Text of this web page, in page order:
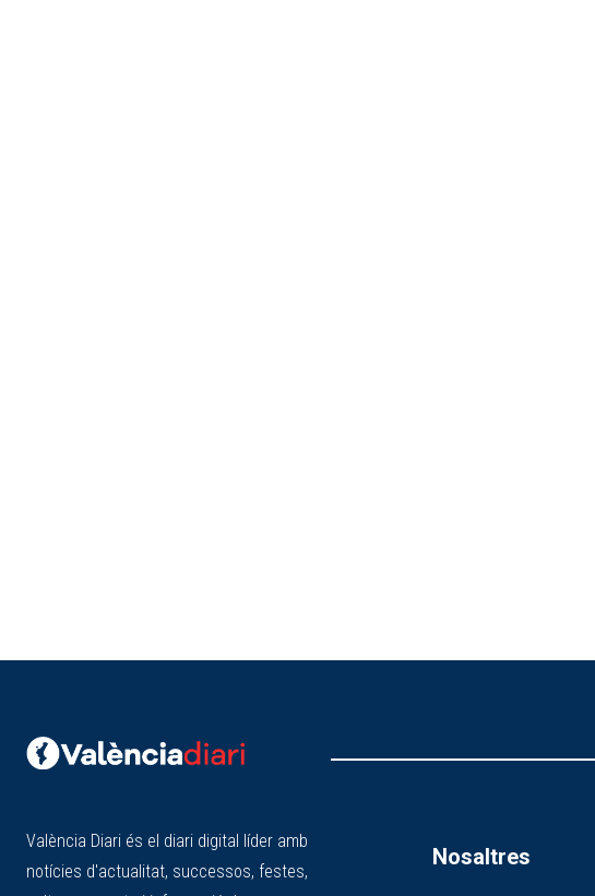
València Diari és el diari digital líder amb
notícies d'actualitat, successos, festes,
Nosaltres